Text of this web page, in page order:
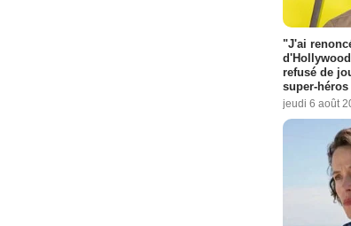
"J'ai
refusé de
super-
jeudi 6 août